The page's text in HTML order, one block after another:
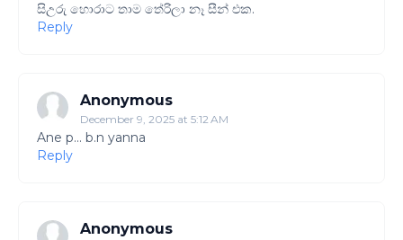
සිඋරු හොරාට තාම තේරිලා නෑ සීන් එක.
Reply
Anonymous
December 9, 2025 at 5:12 AM
Ane p... b.n yanna
Reply
Anonymous